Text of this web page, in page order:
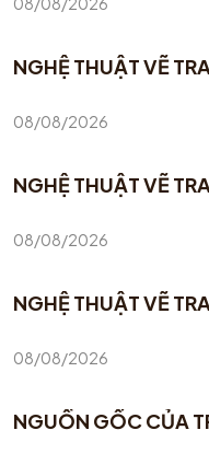
NGHỆ THUẬT VẼ
08/08/2026
NGHỆ THUẬT VẼ
08/08/2026
NGHỆ THUẬT VẼ
08/08/2026
NGUỒN GỐC CỦA